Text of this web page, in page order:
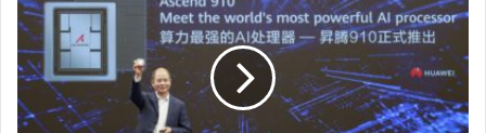
Yeni
Nesil
Yapay
Zeka
Destekli
İşlemci